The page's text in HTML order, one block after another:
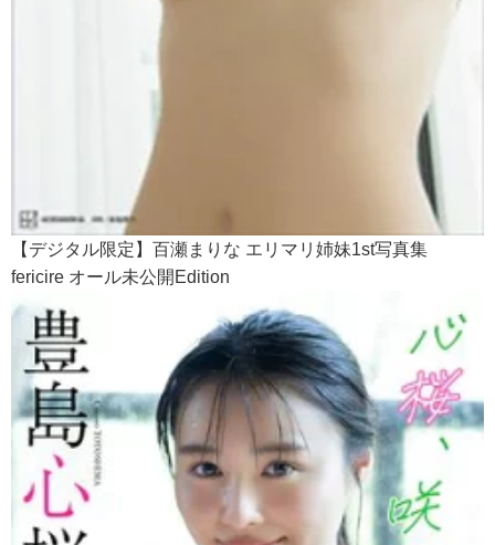
【デジタル限定】百瀬まりな エリマリ姉妹1st写真集
fericire オール未公開Edition